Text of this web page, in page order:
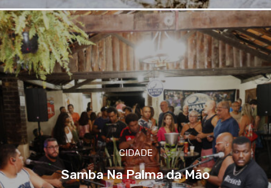
CIDADE
Samba Na Palma da Mão